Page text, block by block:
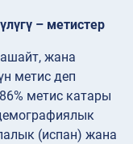
– метистер
жана
метис деп
метис катары
(испан) жана